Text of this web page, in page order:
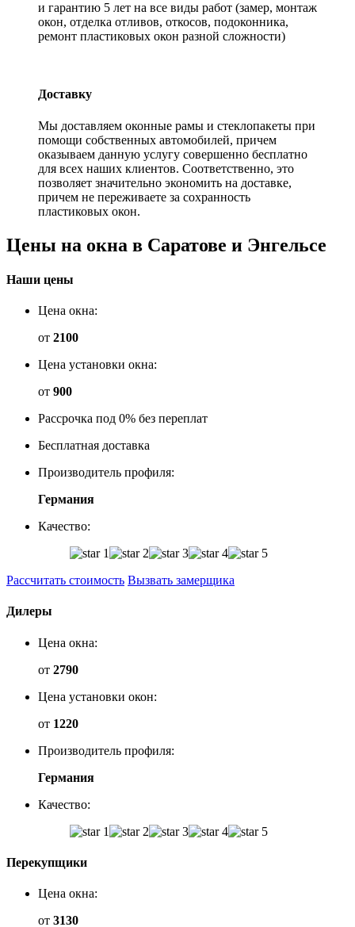
и гарантию 5 лет на все виды работ (замер, монтаж
окон, отделка отливов, откосов, подоконника,
ремонт пластиковых окон разной сложности)
Доставку
Мы доставляем оконные рамы и стеклопакеты при
помощи собственных автомобилей, причем
оказываем данную услугу совершенно бесплатно
для всех наших клиентов. Соответственно, это
позволяет значительно экономить на доставке,
причем не переживаете за сохранность
пластиковых окон.
Цены на окна в Саратове и Энгельсе
Наши цены
Цена окна:
от 2100
Цена установки окна:
от 900
Рассрочка под 0% без переплат
Бесплатная доставка
Производитель профиля:
Германия
Качество:
Рассчитать стоимость Вызвать замерщика
Дилеры
Цена окна:
от 2790
Цена установки окон:
от 1220
Производитель профиля:
Германия
Качество:
Перекупщики
Цена окна:
от 3130